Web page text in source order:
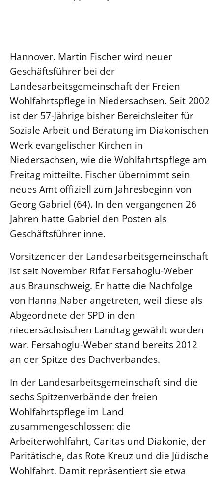
Hannover. Martin Fischer wird neuer
Geschäftsführer bei der
Landesarbeitsgemeinschaft der Freien
Wohlfahrtspflege in Niedersachsen. Seit 2002
ist der 57-Jährige bisher Bereichsleiter für
Soziale Arbeit und Beratung im Diakonischen
Werk evangelischer Kirchen in
Niedersachsen, wie die Wohlfahrtspflege am
Freitag mitteilte. Fischer übernimmt sein
neues Amt offiziell zum Jahresbeginn von
Georg Gabriel (64). In den vergangenen 26
Jahren hatte Gabriel den Posten als
Geschäftsführer inne.
Vorsitzender der Landesarbeitsgemeinschaft
ist seit November Rifat Fersahoglu-Weber
aus Braunschweig. Er hatte die Nachfolge
von Hanna Naber angetreten, weil diese als
Abgeordnete der SPD in den
niedersächsischen Landtag gewählt worden
war. Fersahoglu-Weber stand bereits 2012
an der Spitze des Dachverbandes.
In der Landesarbeitsgemeinschaft sind die
sechs Spitzenverbände der freien
Wohlfahrtspflege im Land
zusammengeschlossen: die
Arbeiterwohlfahrt, Caritas und Diakonie, der
Paritätische, das Rote Kreuz und die Jüdische
Wohlfahrt. Damit repräsentiert sie etwa
LANDESKIRCHENAMT
Willkommen
Kollegium
Abteilungen des Landeskirchenamts
Rechnungsprüfungsamt
Fachstelle Sexualisierte Gewalt
Beschwerdestellen
Kirchenämter
Gleichstellung
Datenschutz
Geschäftsstelle Landessynode
LANDESSYNODE
27. Landessynode
Kontakt
Hintergrund
MITARBEIT
Ehrenamt
Beruf
Freie Stellen
BIBLIOTHEK & ARCHIV
SERVICE
Älterwerden im Pfarrberuf
Beteiligungsverfahren
Beschwerdestellen
Ephoralbüro
Positionen
Ökumene
Religionen
Nachhaltigkeit
Erneuerbare Energien
Mobilität
Naturschutz
Gebäude
Barrierefreiheit
Presse
Freie Stellen
Service für Gemeinden
Suche